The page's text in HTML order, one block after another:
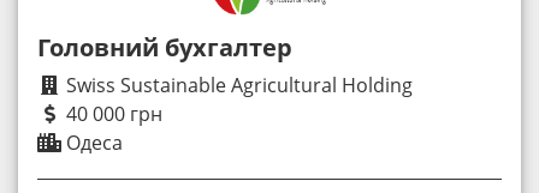
Головний бухгалтер
Swiss Sustainable Agricultural Holding
40 000 грн
Одеса